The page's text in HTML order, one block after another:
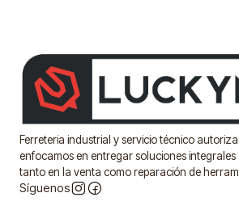
Ferreteria industrial y servicio técnico
enfocamos en entregar soluciones integrales
tanto en la venta como reparación de
Síguenos